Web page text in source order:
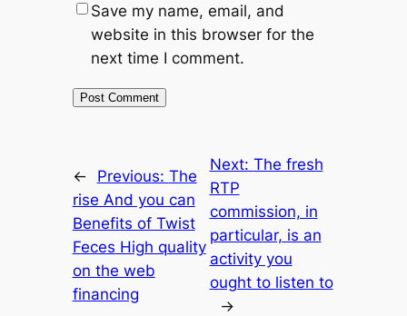
Save my name, email, and
website in this browser for the
next time I comment.
← Previous: The
rise And you can
Benefits of Twist
Feces High quality
on the web
financing
Next: The fresh
RTP
commission, in
particular, is an
activity you
ought to listen to
→